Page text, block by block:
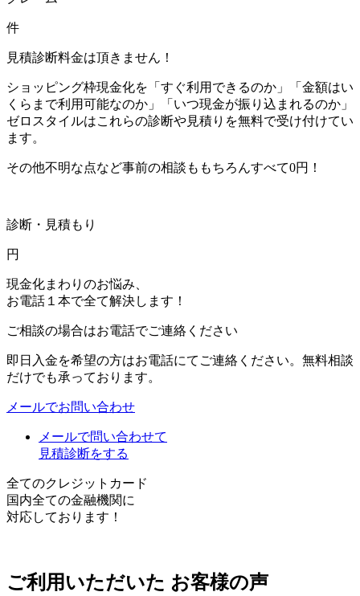
件
見積診断料金は頂きません！
ショッピング枠現金化を「すぐ利用できるのか」「金額はい
くらまで利用可能なのか」「いつ現金が振り込まれるのか」
ゼロスタイルはこれらの診断や見積りを無料で受け付けてい
ます。
その他不明な点など事前の相談ももちろんすべて0円！
診断・見積もり
円
現金化まわりのお悩み、
お電話１本で全て解決します！
ご相談の場合はお電話でご連絡ください
即日入金を希望の方はお電話にてご連絡ください。無料相談
だけでも承っております。
メールでお問い合わせ
メールで問い合わせて
見積診断をする
全てのクレジットカード
国内全ての金融機関に
対応しております！
ご利用いただいた お客様の声